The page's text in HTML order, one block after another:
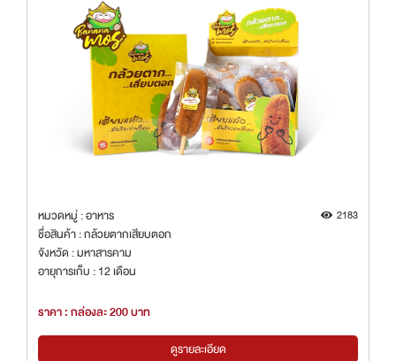
หมวดหมู่ : อาหาร 2183
ชื่อสินค้า : กล้วยตากเสียบตอก
จังหวัด : มหาสารคาม
อายุการเก็บ : 12 เดือน
ราคา : กล่องละ 200 บาท
ดูรายละเอียด